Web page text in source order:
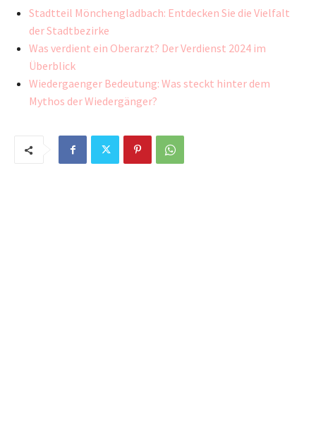
Stadtteil Mönchengladbach: Entdecken Sie die Vielfalt
der Stadtbezirke
Was verdient ein Oberarzt? Der Verdienst 2024 im
Überblick
Wiedergaenger Bedeutung: Was steckt hinter dem
Mythos der Wiedergänger?